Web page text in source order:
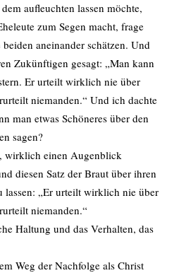
aufleuchten lassen möchte,
zum Segen macht, frage
aneinander schätzen. Und
Zukünftigen gesagt: „Man kann
Er urteilt wirklich nie über
niemanden.“ Und ich dachte
man etwas Schöneres über den
sagen?
wirklich einen Augenblick
diesen Satz der Braut über ihren
lassen: „Er urteilt wirklich nie über
niemanden.“
Haltung und das Verhalten, das
Weg der Nachfolge als Christ